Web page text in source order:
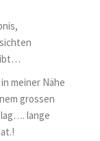
meiner Nähe
grossen
lange